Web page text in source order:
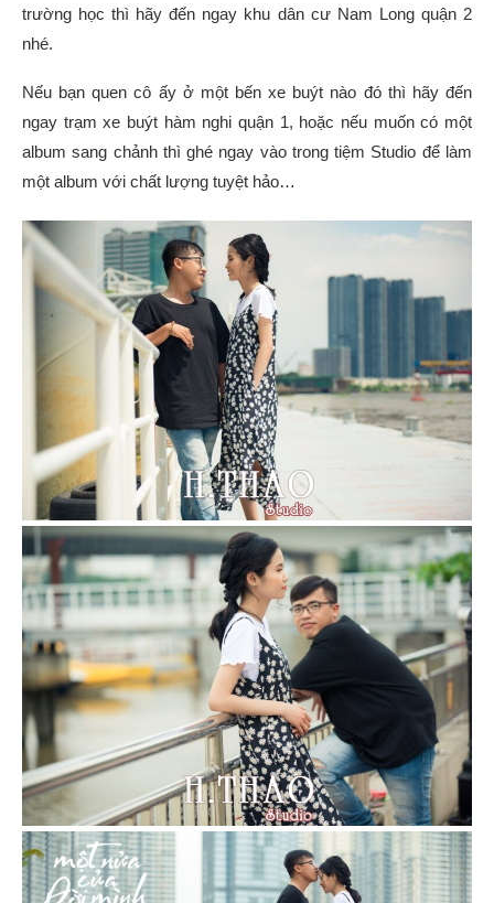
trường học thì hãy đến ngay khu dân cư Nam Long quận 2
nhé.
Nếu bạn quen cô ấy ở một bến xe buýt nào đó thì hãy đến
ngay trạm xe buýt hàm nghi quận 1, hoặc nếu muốn có một
album sang chảnh thì ghé ngay vào trong tiệm Studio để làm
một album với chất lượng tuyệt hảo…